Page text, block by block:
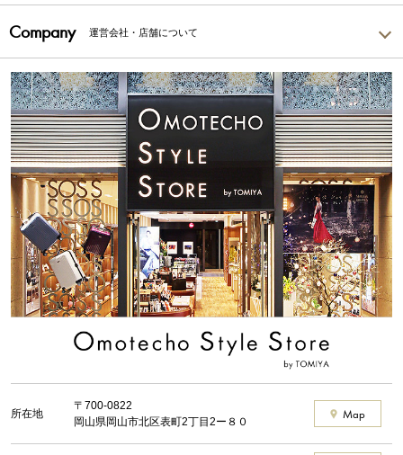
Company 運営会社・店舗について
所在地
〒700-0822
岡山県岡山市北区表町2丁目2ー８０
Map